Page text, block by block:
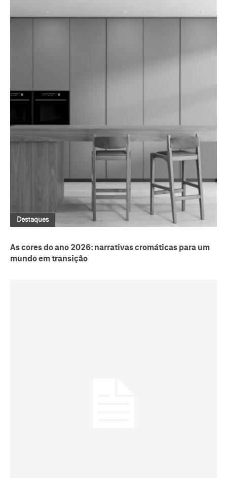
Destaques
As cores do ano 2026: narrativas cromáticas para um
mundo em transição